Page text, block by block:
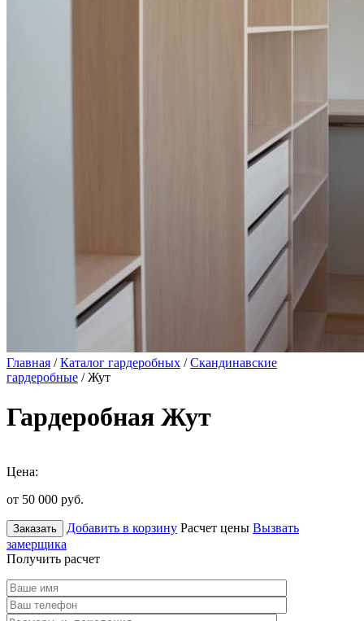
Главная /Каталог гардеробных /Скандинавские
гардеробные / Жут
Гардеробная Жут
Цена:
от 50 000 руб.
Заказать Добавить в корзину Расчет цены Вызвать
замерщика
Получить расчет